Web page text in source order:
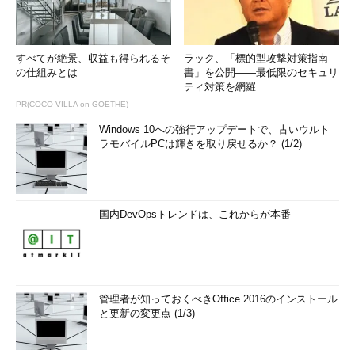
すべてが絶景、収益も得られるそ
の仕組みとは
PR(COCO VILLA on GOETHE)
ラック、「標的型攻撃対策指南
書」を公開――最低限のセキュリ
ティ対策を網羅
Windows 10への強行アップデートで、古いウルト
ラモバイルPCは輝きを取り戻せるか？ (1/2)
国内DevOpsトレンドは、これからが本番
管理者が知っておくべきOffice 2016のインストール
と更新の変更点 (1/3)